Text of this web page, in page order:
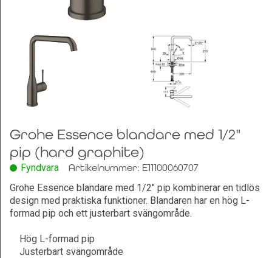
Leksaker och Hobby
Grohe Essence blandare med 1/2"
pip (hard graphite)
Fyndvara
Artikelnummer: E11100060707
Grohe Essence blandare med 1/2" pip kombinerar en tidlös
design med praktiska funktioner. Blandaren har en hög L-
formad pip och ett justerbart svängområde.
Hög L-formad pip
Justerbart svängområde